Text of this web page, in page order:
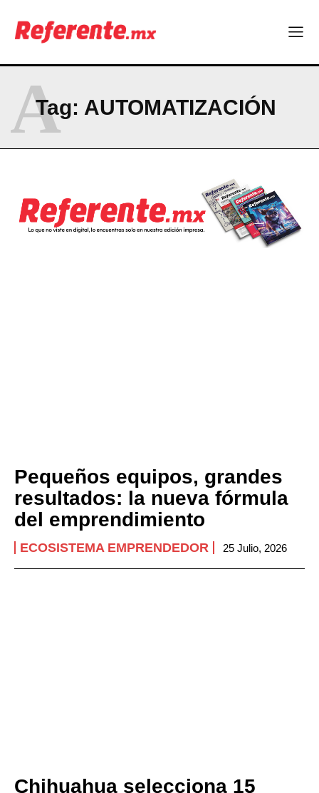
Tag: AUTOMATIZACIÓN
A
Pequeños equipos, grandes
resultados: la nueva fórmula
del emprendimiento
ECOSISTEMA EMPRENDEDOR 25 Julio, 2026
Chihuahua selecciona 15